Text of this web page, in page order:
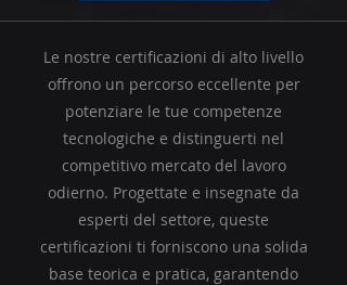
Le nostre certificazioni di alto livello
offrono un percorso eccellente per
potenziare le tue competenze
tecnologiche e distinguerti nel
competitivo mercato del lavoro
odierno. Progettate e insegnate da
esperti del settore, queste
certificazioni ti forniscono una solida
base teorica e pratica, garantendo